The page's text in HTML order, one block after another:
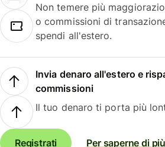
Non temere più
o commissioni di
spendi all'estero.
Invia denaro all'estero e
commissioni
Il tuo denaro ti porta più
Registrati Per saperne di più